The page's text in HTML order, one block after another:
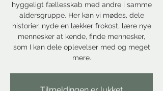
hyggeligt fællesskab med andre i samme
aldersgruppe. Her kan vi mødes, dele
historier, nyde en lækker frokost, lære nye
mennesker at kende, finde mennesker,
som I kan dele oplevelser med og meget
mere.